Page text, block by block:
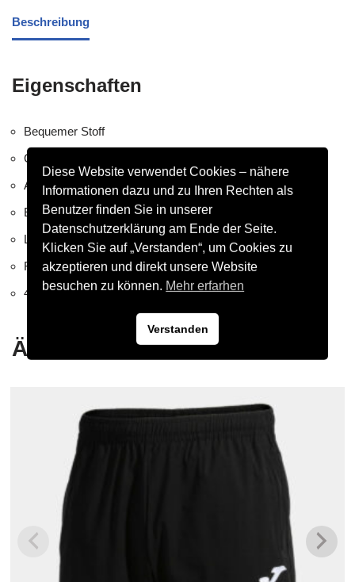
Beschreibung
Eigenschaften
Bequemer Stoff
Gerippte Manschetten
Anti-Rutsch
Elastisches Band am Rist zur Optimierung der Passform
Länge bis zur Mitte der Wade
Fersenverstärkung
40% Baumwolle, 35% Nylon, 20% Polyester, 5% Elastan
Ähnliche Produkte
Diese Website verwendet Cookies – nähere
Informationen dazu und zu Ihren Rechten als
Benutzer finden Sie in unserer
Datenschutzerklärung am Ende der Seite.
Klicken Sie auf „Verstanden“, um Cookies zu
akzeptieren und direkt unsere Website
besuchen zu können. Mehr erfarhen
Verstanden